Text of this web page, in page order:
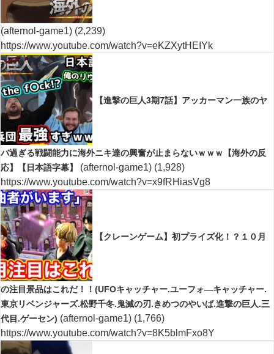
(afternol-game1) (2,239)
https://www.youtube.com/watch?v=eKZXytHEIYk
【進撃の巨人3期7話】アッカーマン一族のヤ
バ過ぎる戦闘能力に海外ニキ達の興奮が止まらないｗｗｗ【海外の反
応】【日本語字幕】
(afternol-game1) (1,928)
https://www.youtube.com/watch?v=x9fRHiasVg8
【クレーンゲーム】初プライズ化！？１０月
の注目景品はこれだ！！(UFOキャッチャー.ユーフォ―キャッチャー.
東京リベンジャーズ.松野千冬.鬼滅の刃.きめつのやいば.進撃の巨人.三
代目.ゲーセン) (afternol-game1) (1,766)
https://www.youtube.com/watch?v=8K5blmFxo8Y